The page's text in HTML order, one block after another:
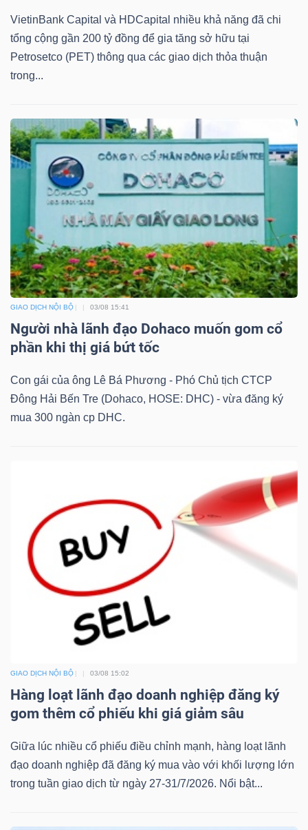
VietinBank Capital và HDCapital nhiều khả năng đã chi
tổng cộng gần 200 tỷ đồng để gia tăng sở hữu tại
Petrosetco (PET) thông qua các giao dịch thỏa thuận
trong...
GIAO DỊCH NỘI BỘ 03/08 15:41
Người nhà lãnh đạo Dohaco muốn gom cổ
phần khi thị giá bứt tốc
Con gái của ông Lê Bá Phương - Phó Chủ tịch CTCP
Đông Hải Bến Tre (Dohaco, HOSE: DHC) - vừa đăng ký
mua 300 ngàn cp DHC.
GIAO DỊCH NỘI BỘ 03/08 15:02
Hàng loạt lãnh đạo doanh nghiệp đăng ký
gom thêm cổ phiếu khi giá giảm sâu
Giữa lúc nhiều cổ phiếu điều chỉnh mạnh, hàng loạt lãnh
đạo doanh nghiệp đã đăng ký mua vào với khối lượng lớn
trong tuần giao dịch từ ngày 27-31/7/2026. Nổi bật...